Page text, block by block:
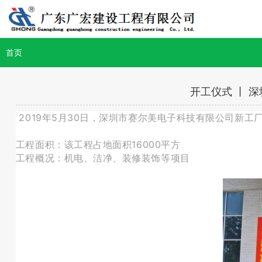
首页
开工仪式 丨
2019年5月30日，深圳市赛尔美电子科技有限公司新工
工程面积： 该工程占地面积16000平方
工程概况：机电、洁净、装修装饰等项目